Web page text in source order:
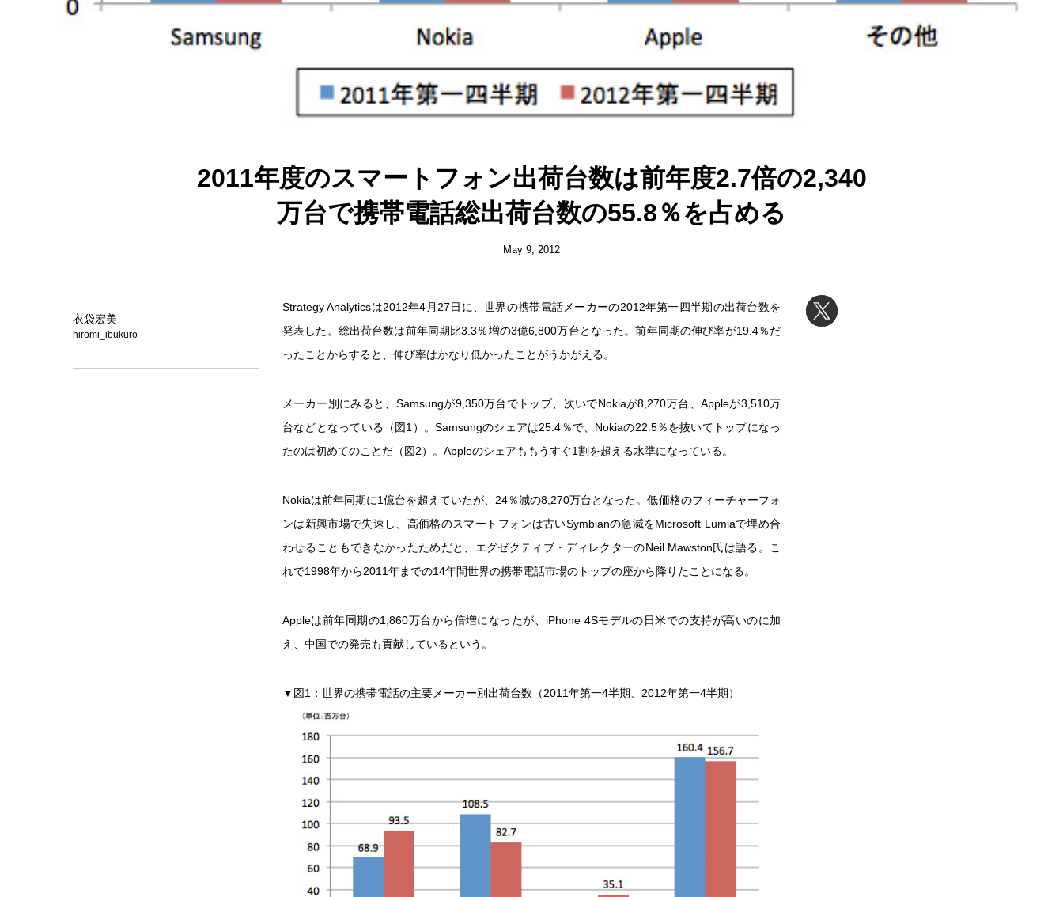
2011年度のスマートフォン出荷台数は前年度2.7倍の2,340
万台で携帯電話総出荷台数の55.8％を占める
May 9, 2012
衣袋宏美
hiromi_ibukuro
Strategy Analyticsは2012年4月27日に、世界の携帯電話メーカーの2012年第一四半期の出荷台数を
発表した。総出荷台数は前年同期比3.3％増の3億6,800万台となった。前年同期の伸び率が19.4％だ
ったことからすると、伸び率はかなり低かったことがうかがえる。
メーカー別にみると、Samsungが9,350万台でトップ、次いでNokiaが8,270万台、Appleが3,510万
台などとなっている（図1）。Samsungのシェアは25.4％で、Nokiaの22.5％を抜いてトップになっ
たのは初めてのことだ（図2）。Appleのシェアももうすぐ1割を超える水準になっている。
Nokiaは前年同期に1億台を超えていたが、24％減の8,270万台となった。低価格のフィーチャーフォ
ンは新興市場で失速し、高価格のスマートフォンは古いSymbianの急減をMicrosoft Lumiaで埋め合
わせることもできなかったためだと、エグゼクティブ・ディレクターのNeil Mawston氏は語る。こ
れで1998年から2011年までの14年間世界の携帯電話市場のトップの座から降りたことになる。
Appleは前年同期の1,860万台から倍増になったが、iPhone 4Sモデルの日米での支持が高いのに加
え、中国での発売も貢献しているという。
▼図1：世界の携帯電話の主要メーカー別出荷台数（2011年第一4半期、2012年第一4半期）